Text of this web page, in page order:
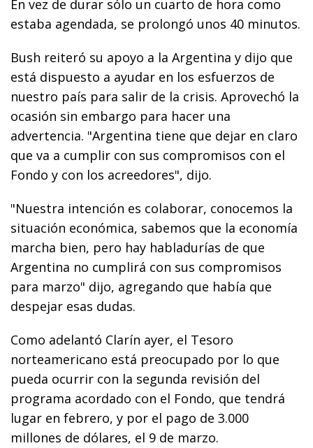
En vez de durar sólo un cuarto de hora como
estaba agendada, se prolongó unos 40 minutos.
Bush reiteró su apoyo a la Argentina y dijo que
está dispuesto a ayudar en los esfuerzos de
nuestro país para salir de la crisis. Aprovechó la
ocasión sin embargo para hacer una
advertencia. "Argentina tiene que dejar en claro
que va a cumplir con sus compromisos con el
Fondo y con los acreedores", dijo.
"Nuestra intención es colaborar, conocemos la
situación económica, sabemos que la economía
marcha bien, pero hay habladurías de que
Argentina no cumplirá con sus compromisos
para marzo" dijo, agregando que había que
despejar esas dudas.
Como adelantó Clarín ayer, el Tesoro
norteamericano está preocupado por lo que
pueda ocurrir con la segunda revisión del
programa acordado con el Fondo, que tendrá
lugar en febrero, y por el pago de 3.000
millones de dólares, el 9 de marzo.